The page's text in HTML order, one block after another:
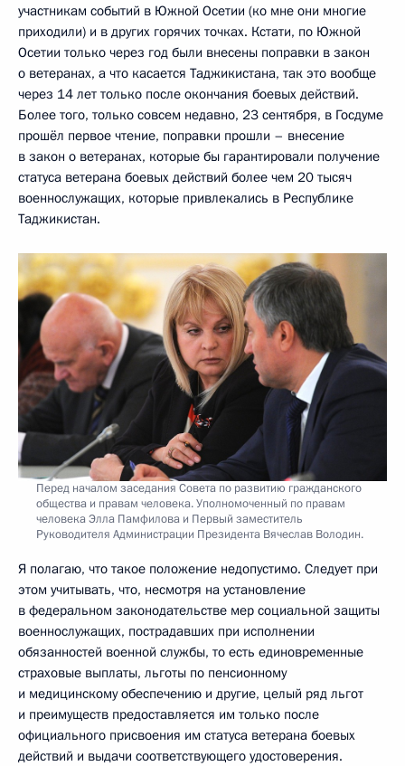
участникам событий в Южной Осетии (ко мне они многие
приходили) и в других горячих точках. Кстати, по Южной
Осетии только через год были внесены поправки в закон
о ветеранах, а что касается Таджикистана, так это вообще
через 14 лет только после окончания боевых действий.
Более того, только совсем недавно, 23 сентября, в Госдуме
прошёл первое чтение, поправки прошли – внесение
в закон о ветеранах, которые бы гарантировали получение
статуса ветерана боевых действий более чем 20 тысяч
военнослужащих, которые привлекались в Республике
Таджикистан.
Перед началом заседания Совета по развитию гражданского
общества и правам человека. Уполномоченный по правам
человека Элла Памфилова и Первый заместитель
Руководителя Администрации Президента Вячеслав Володин.
Я полагаю, что такое положение недопустимо. Следует при
этом учитывать, что, несмотря на установление
в федеральном законодательстве мер социальной защиты
военнослужащих, пострадавших при исполнении
обязанностей военной службы, то есть единовременные
страховые выплаты, льготы по пенсионному
и медицинскому обеспечению и другие, целый ряд льгот
и преимуществ предоставляется им только после
официального присвоения им статуса ветерана боевых
действий и выдачи соответствующего удостоверения.